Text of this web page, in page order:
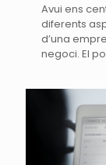
Avui ens
diferents
d’una
negoci. El